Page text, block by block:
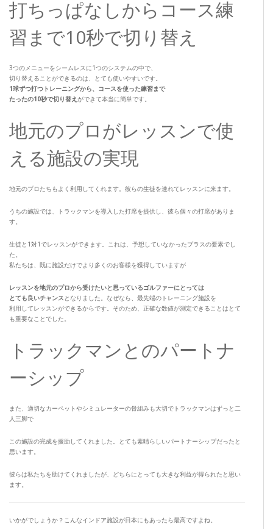
打ちっぱなしからコース練
習まで10秒で切り替え
3つのメニューをシームレスに1つのシステムの中で、
切り替えることができるのは、とても使いやすいです。
1球ずつ打つトレーニングから、 コースを使った練習まで
たったの10秒で切り替え ができて本当に簡単です。
地元のプロがレッスンで使
える施設の実現
地元のプロたちもよく利用してくれます。彼らの生徒を連れてレッスンに来ます。
うちの施設では、トラックマンを導入した打席を提供し、彼ら個々の打席がありま
す。
生徒と1対1でレッスンができます。これは、予想していなかったプラスの要素でし
た。
私たちは、既に施設だけでより多くのお客様を獲得していますが
レッスンを地元のプロから受けたいと思っているゴルファーにとっては
とても良いチャンス となりました。なぜなら、最先端のトレーニング施設を
利用してレッスンができるからです。そのため、正確な数値が測定できることはとて
も重要なことでした。
トラックマンとのパートナ
ーシップ
また、適切なカーペットやシミュレーターの骨組みも大切でトラックマンはずっと二
人三脚で
この施設の完成を援助してくれました。とても素晴らしいパートナーシップだったと
思います。
彼らは私たちを助けてくれましたが、どちらにとっても大きな利益が得られたと思い
ます。
いかがでしょうか？こんなインドア施設が日本にもあったら最高ですよね。